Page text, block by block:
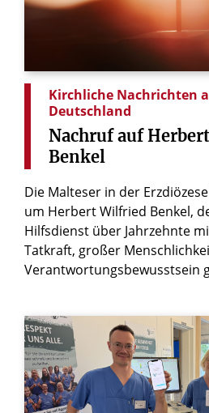
Kirchliche Nachrichten
Deutschland
Nachruf auf Herbert
Benkel
Die Malteser in der
um Herbert Wilfried Benkel,
Hilfsdienst über Jahrzehnte
Tatkraft, großer
Verantwortungsbewusstsein